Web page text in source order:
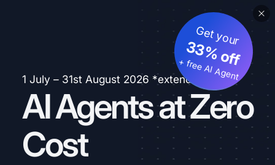
1 July – 31st August 2026 *extended
AI Agents at Zero
Cost
Get your
33% off
+ free AI Agent